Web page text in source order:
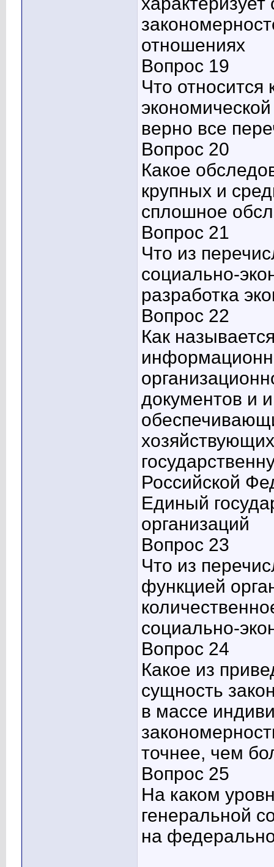
отношениях
Вопрос 19
Что
верно все
Вопрос 20
Какое
крупных и
сплошное
Вопрос 21
Что из
социально-
разработка
Вопрос 22
Как
документов и
Российской
Единый
организаций
Вопрос 23
Что из
функцией
социально-
Вопрос 24
Какое из
сущность
в массе
точнее, чем
Вопрос 25
На каком
генеральной
на